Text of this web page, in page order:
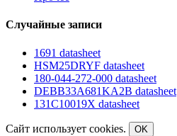
Случайные записи
1691 datasheet
HSM25DRYF datasheet
180-044-272-000 datasheet
DEBB33A681KA2B datasheet
131C10019X datasheet
Сайт использует cookies.
OK